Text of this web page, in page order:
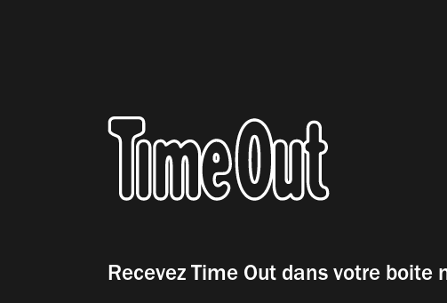
Recevez Time Out dans votre boite